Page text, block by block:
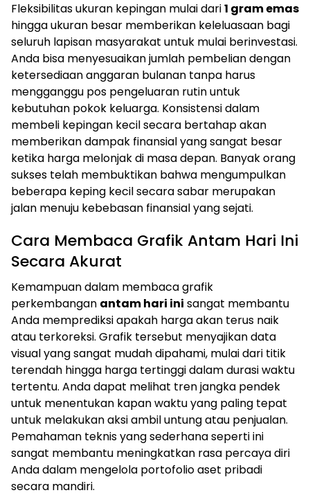
Fleksibilitas ukuran kepingan mulai dari1 gram emas
hingga ukuran besar memberikan keleluasaan bagi
seluruh lapisan masyarakat untuk mulai berinvestasi.
Anda bisa menyesuaikan jumlah pembelian dengan
ketersediaan anggaran bulanan tanpa harus
mengganggu pos pengeluaran rutin untuk
kebutuhan pokok keluarga. Konsistensi dalam
membeli kepingan kecil secara bertahap akan
memberikan dampak finansial yang sangat besar
ketika harga melonjak di masa depan. Banyak orang
sukses telah membuktikan bahwa mengumpulkan
beberapa keping kecil secara sabar merupakan
jalan menuju kebebasan finansial yang sejati.
Cara Membaca Grafik Antam Hari Ini
Secara Akurat
Kemampuan dalam membaca grafik
perkembangan antam hari ini sangat membantu
Anda memprediksi apakah harga akan terus naik
atau terkoreksi. Grafik tersebut menyajikan data
visual yang sangat mudah dipahami, mulai dari titik
terendah hingga harga tertinggi dalam durasi waktu
tertentu. Anda dapat melihat tren jangka pendek
untuk menentukan kapan waktu yang paling tepat
untuk melakukan aksi ambil untung atau penjualan.
Pemahaman teknis yang sederhana seperti ini
sangat membantu meningkatkan rasa percaya diri
Anda dalam mengelola portofolio aset pribadi
secara mandiri.